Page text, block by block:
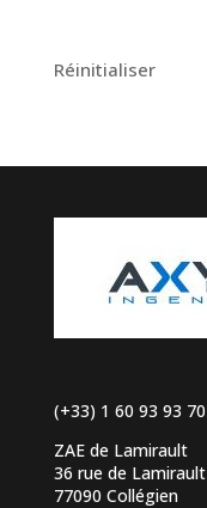
Réinitialiser
(+33) 1 60 93 93 70
ZAE de Lamirault
36 rue de Lamirault
77090 Collégien